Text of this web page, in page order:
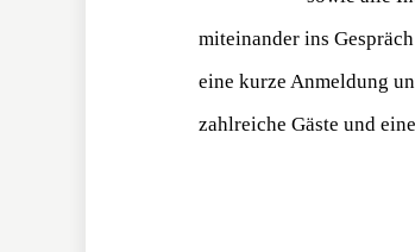
miteinander ins
eine kurze Anmeldung
zahlreiche Gäste und